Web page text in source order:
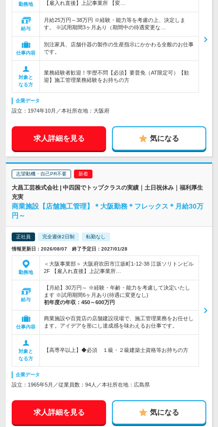
勤務地
【雇入れ直後】上記事業所 【変…
給与
月給25万円～38万円 ※経験・能力等を考慮の上、決定しま
す。 ※試用期間3ヶ月あり（期間中の待遇変更な…
仕事内容
別注家具、店舗什器の製作の生産指示にかかわる全般のお仕事
です。
対象と
なる方
業務経験者歓迎！学歴不問【必須】要普免（AT限定可）【歓
迎】施工管理業務経験をお持ちの方
企業データ
設立：1974年10月／本社所在地：大阪府
求人詳細を見る 気になる
志望動機・自己PR不要
大昌工芸株式会社 | 中四国でトップクラスの実績｜土日祝休み｜福利厚生
充実
商業施設【店舗施工管理】＊大阪勤務＊フレックス＊月給30万
円～
正社員 完全週休2日制 転勤なし
情報更新日：2026/08/07 終了予定日：2027/01/28
勤務地
＜大阪事業部＞ 大阪府吹田市江坂町1-12-38 江坂ソリトンビル
2F 【雇入れ直後】上記事業所…
給与
【月給】30万円～ ※経験・年齢・能力を考慮して決定いたし
ます ※試用期間6ヶ月あり(待遇に変更なし)
初年度の年収： 450～600万円
仕事内容
商業施設や百貨店の店舗建設現場で、施工管理業務をお任せし
ます。アイデアを形にし達成感を味わえるお仕事です。
対象と
なる方
【高専卒以上】◆必須 １級・２級建築士資格等お持ちの方
企業データ
設立：1965年5月／従業員数：94人／本社所在地：広島県
求人詳細を見る 気になる